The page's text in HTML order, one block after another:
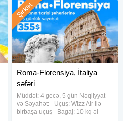
Roma-Florensiya, İtaliya
səfəri
Müddət: 4 gecə, 5 gün Nəqliyyat
və Səyahət: - Uçuş: Wizz Air ilə
birbaşa uçuş - Bagaj: 10 kq əl
Şirkət